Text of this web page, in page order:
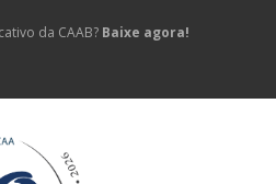
da CAAB? Baixe agora!